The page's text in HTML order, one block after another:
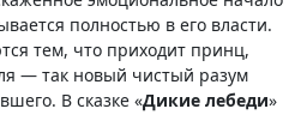
полностью в его власти.
тем, что приходит принц,
— так новый чистый разум
В сказке «Дикие лебеди»